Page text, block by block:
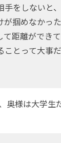
手をしないと
が掴めなかっ
て距離ができ
ことって大事
奥様は大学生